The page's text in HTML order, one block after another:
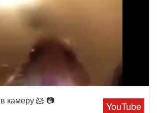
YouTube
камеру 🐹 📷